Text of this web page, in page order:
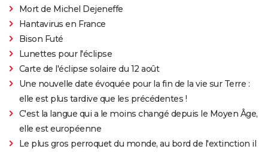
Mort de Michel Dejeneffe
Hantavirus en France
Bison Futé
Lunettes pour l'éclipse
Carte de l'éclipse solaire du 12 août
Une nouvelle date évoquée pour la fin de la vie sur Terre :
elle est plus tardive que les précédentes !
C'est la langue qui a le moins changé depuis le Moyen Âge,
elle est européenne
Le plus gros perroquet du monde, au bord de l'extinction il